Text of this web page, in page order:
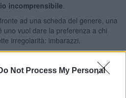
Not Process My Personal
incomprensibile
ad una scheda del genere, una
uno vuol dare la preferenza a chi
irregolarità: imbarazzi,
un
documento di
valore
cittadini, deve aver ben presente